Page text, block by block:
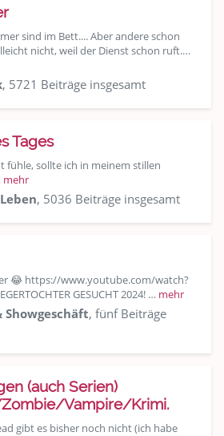
sind im Bett.... Aber andere schon
nicht, weil der Dienst schon ruft.…
, 5721 Beiträge insgesamt
Tages
fühle, sollte ich in meinem stillen
mehr
, 5036 Beiträge insgesamt
😂 https://www.youtube.com/watch?
GESUCHT 2024! … mehr
Showgeschäft, fünf Beiträge
(auch Serien)
Vampire/Krimi.
gibt es bisher noch nicht (ich habe